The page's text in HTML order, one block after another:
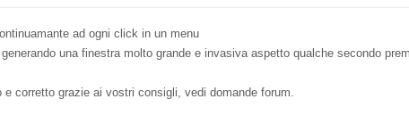
ad ogni click in un menu
una finestra molto grande e invasiva aspetto qualche secondo
corretto grazie ai vostri consigli, vedi domande forum.